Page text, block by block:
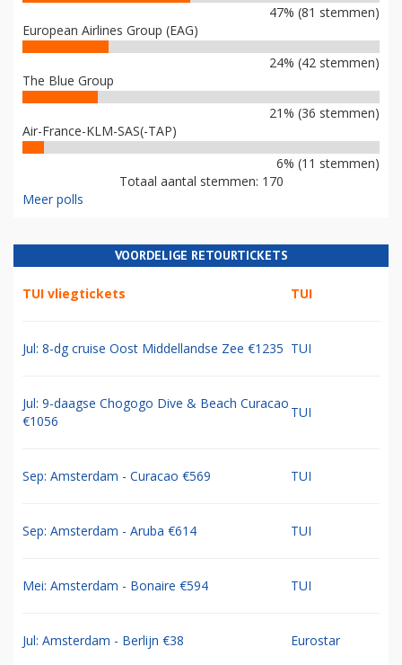
47% (81 stemmen)
European Airlines Group (EAG)
24% (42 stemmen)
The Blue Group
21% (36 stemmen)
Air-France-KLM-SAS(-TAP)
6% (11 stemmen)
Totaal aantal stemmen: 170
Meer polls
VOORDELIGE RETOURTICKETS
TUI vliegtickets TUI
Jul: 8-dg cruise Oost Middellandse Zee €1235 TUI
Jul: 9-daagse Chogogo Dive & Beach Curacao
€1056
TUI
Sep: Amsterdam - Curacao €569 TUI
Sep: Amsterdam - Aruba €614 TUI
Mei: Amsterdam - Bonaire €594 TUI
Jul: Amsterdam - Berlijn €38 Eurostar